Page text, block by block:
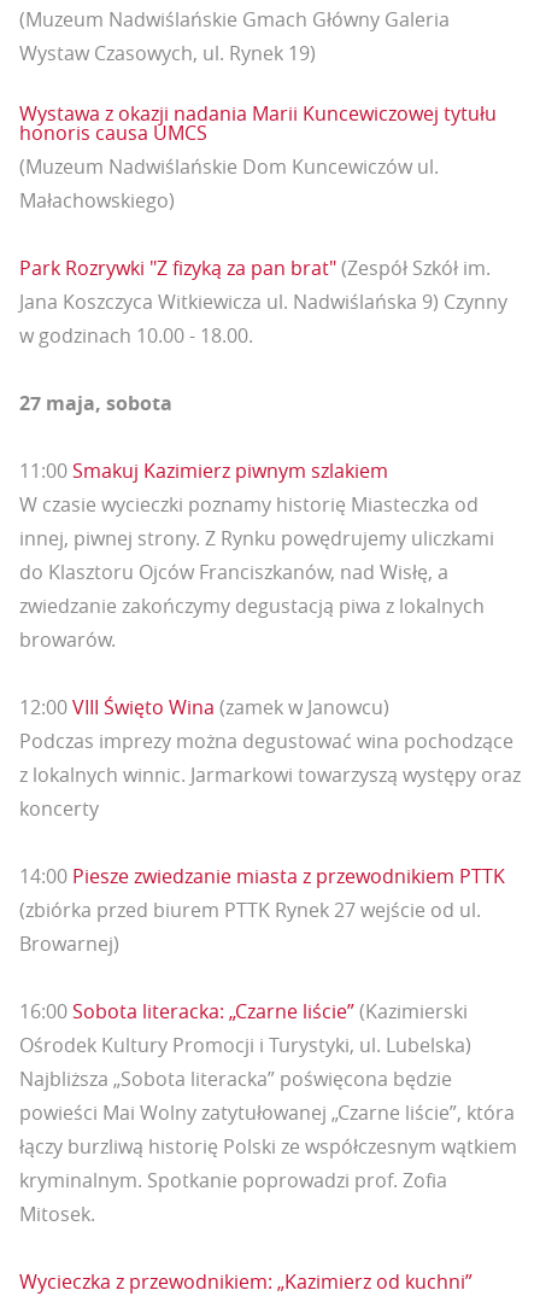
(Muzeum Nadwiślańskie Gmach Główny Galeria
Wystaw Czasowych, ul. Rynek 19)
Wystawa z okazji nadania Marii Kuncewiczowej tytułu
honoris causa UMCS
(Muzeum Nadwiślańskie Dom Kuncewiczów ul.
Małachowskiego)
Park Rozrywki "Z fizyką za pan brat"(Zespół Szkół im.
Jana Koszczyca Witkiewicza ul. Nadwiślańska 9) Czynny
w godzinach 10.00 - 18.00.
27 maja, sobota
11:00Smakuj Kazimierz piwnym szlakiem
W czasie wycieczki poznamy historię Miasteczka od
innej, piwnej strony. Z Rynku powędrujemy uliczkami
do Klasztoru Ojców Franciszkanów, nad Wisłę, a
zwiedzanie zakończymy degustacją piwa z lokalnych
browarów.
12:00VIII Święto Wina (zamek w Janowcu)
Podczas imprezy można degustować wina pochodzące
z lokalnych winnic. Jarmarkowi towarzyszą występy oraz
koncerty
14:00 Piesze zwiedzanie miasta z przewodnikiem PTTK
(zbiórka przed biurem PTTK Rynek 27 wejście od ul.
Browarnej)
16:00Sobota literacka: „Czarne liście”(Kazimierski
Ośrodek Kultury Promocji i Turystyki, ul. Lubelska)
Najbliższa „Sobota literacka” poświęcona będzie
powieści Mai Wolny zatytułowanej „Czarne liście”, która
łączy burzliwą historię Polski ze współczesnym wątkiem
kryminalnym. Spotkanie poprowadzi prof. Zofia
Mitosek.
Wycieczka z przewodnikiem: „Kazimierz od kuchni”